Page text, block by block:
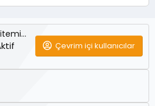
Şu anda web sitemizde
Çevrim içi kullanıcılar